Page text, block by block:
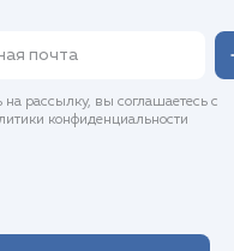
на рассылку, вы соглашаетесь с
конфиденциальности